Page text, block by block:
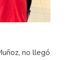
no llegó